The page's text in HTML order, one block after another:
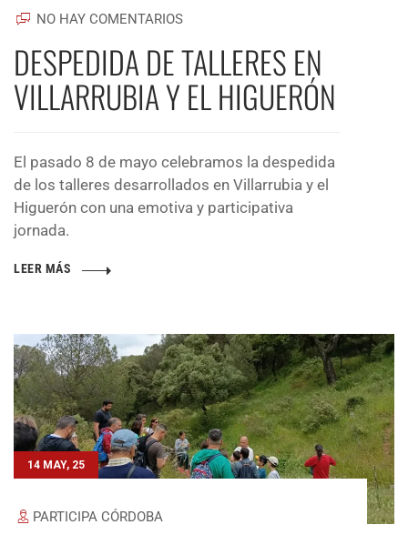
NO HAY COMENTARIOS
DESPEDIDA DE TALLERES EN
VILLARRUBIA Y EL HIGUERÓN
El pasado 8 de mayo celebramos la despedida
de los talleres desarrollados en Villarrubia y el
Higuerón con una emotiva y participativa
jornada.
LEER MÁS
14 MAY, 25
PARTICIPA CÓRDOBA